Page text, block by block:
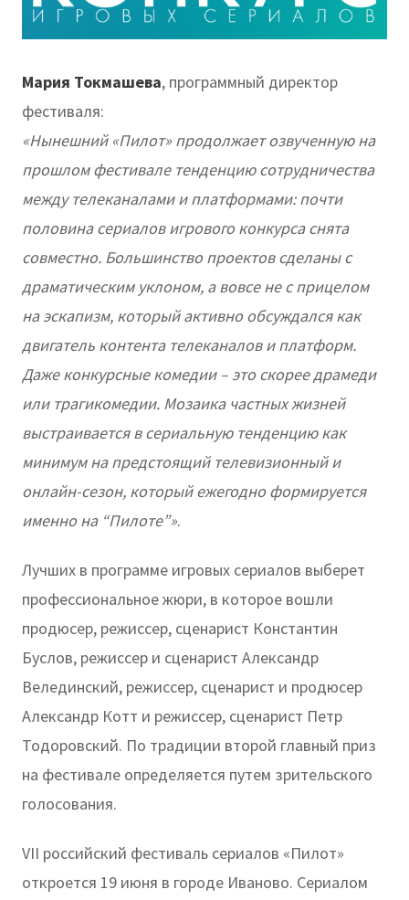
Мария Токмашева, программный директор
фестиваля:
«Нынешний «Пилот» продолжает озвученную на
прошлом фестивале тенденцию сотрудничества
между телеканалами и платформами: почти
половина сериалов игрового конкурса снята
совместно. Большинство проектов сделаны с
драматическим уклоном, а вовсе не с прицелом
на эскапизм, который активно обсуждался как
двигатель контента телеканалов и платформ.
Даже конкурсные комедии – это скорее драмеди
или трагикомедии. Мозаика частных жизней
выстраивается в сериальную тенденцию как
минимум на предстоящий телевизионный и
онлайн-сезон, который ежегодно формируется
именно на “Пилоте”».
Лучших в программе игровых сериалов выберет
профессиональное жюри, в которое вошли
продюсер, режиссер, сценарист Константин
Буслов, режиссер и сценарист Александр
Велединский, режиссер, сценарист и продюсер
Александр Котт и режиссер, сценарист Петр
Тодоровский. По традиции второй главный приз
на фестивале определяется путем зрительского
голосования.
VII российский фестиваль сериалов «Пилот»
откроется 19 июня в городе Иваново. Сериалом